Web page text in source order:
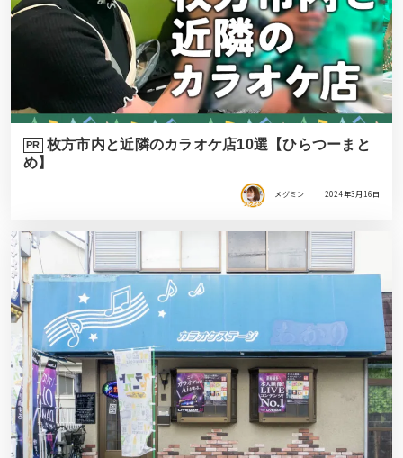
PR
枚方市内と近隣のカラオケ店10選【ひらつーまと
め】
メグミン 2024年3月16日